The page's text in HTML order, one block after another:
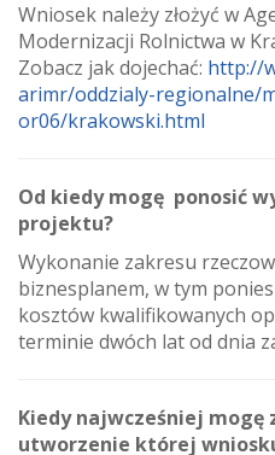
Wniosek należy złożyć w
Modernizacji Rolnictwa w
Zobacz jak dojechać: http://
arimr/oddzialy-regionalne/
or06/krakowski.html
Od kiedy mogę ponosić
projektu?
Wykonanie zakresu
biznesplanem, w tym
kosztów kwalifikowanych
terminie dwóch lat od dnia
Kiedy najwcześniej
utworzenie której